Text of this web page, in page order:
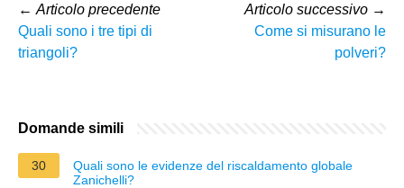
← Articolo precedente
Quali sono i tre tipi di
triangoli?
Articolo successivo →
Come si misurano le
polveri?
Domande simili
30
Quali sono le evidenze del riscaldamento globale
Zanichelli?